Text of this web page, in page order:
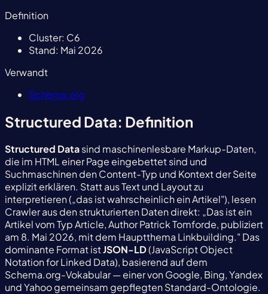
Definition
Cluster: C6
Stand: Mai 2026
Verwandt
Schema.org
Structured Data: Definition
Structured Datasind maschinenlesbare Markup-Daten,
die im HTML einer Page eingebettet sind und
Suchmaschinen den Content-Typ und Kontext der Seite
explizit erklären. Statt aus Text und Layout zu
interpretieren („das ist wahrscheinlich ein Artikel"), lesen
Crawler aus den strukturierten Daten direkt: „Das ist ein
Artikel vom Typ Article, Author Patrick Tomforde, publiziert
am 8. Mai 2026, mit dem Hauptthema Linkbuilding." Das
dominante Format istJSON-LD(JavaScript Object
Notation for Linked Data), basierend auf dem
Schema.org-Vokabular — einer von Google, Bing, Yandex
und Yahoo gemeinsam gepflegten Standard-Ontologie.